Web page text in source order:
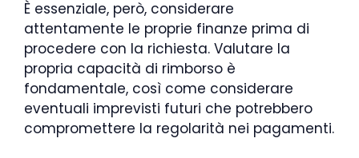
È essenziale, però, considerare
attentamente le proprie finanze prima di
procedere con la richiesta. Valutare la
propria capacità di rimborso è
fondamentale, così come considerare
eventuali imprevisti futuri che potrebbero
compromettere la regolarità nei pagamenti.